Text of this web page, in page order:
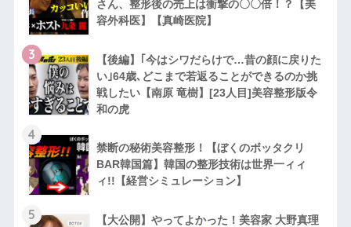
さん、整形後の売上は衝撃の〇〇倍！？【美
容外科医】【真崎医院】
3
【後編】｢今はシワだらけで…昔の顔に戻りた
い｣64歳､どこまで若返ることができるのか挑
戦したい【南原 竜樹】[23人目]美容整形版令
和の虎
4
禁断の秘術美容整形！【ぼくのボッタクリ
BAR韓国篇】韓国の整形技術は世界一ィィ
ィ!!【経営シミュレーション】
5
【大公開】やってよかった！美容家 大野真理